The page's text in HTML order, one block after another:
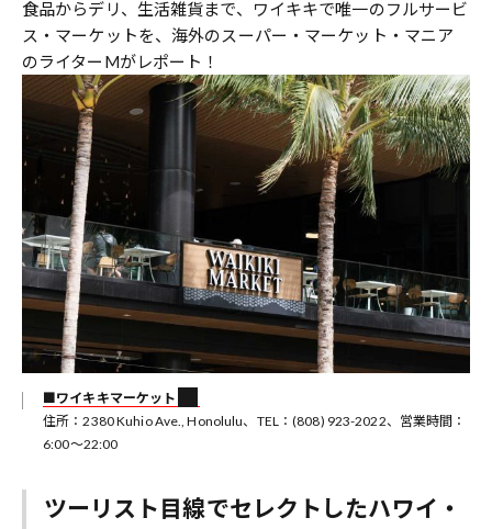
食品からデリ、生活雑貨まで、ワイキキで唯一のフルサービ
ス・マーケットを、海外のスーパー・マーケット・マニア
のライターMがレポート！
■ワイキキマーケット
住所：2380 Kuhio Ave., Honolulu、TEL：(808) 923-2022、営業時間：
6:00～22:00
ツーリスト目線でセレクトしたハワイ・